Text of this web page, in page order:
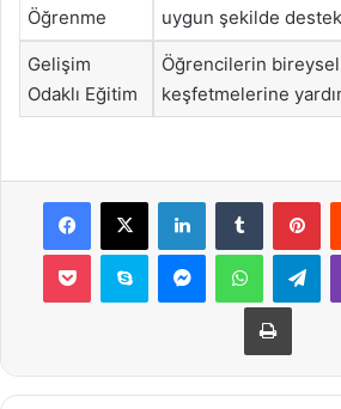
Öğrenme
uygun şekilde
Gelişim
Odaklı Eğitim
Öğrencilerin
keşfetmelerine
Facebook
X LinkedInTumblr
Pocket Skype MessengerWhatsApp
Yazdır